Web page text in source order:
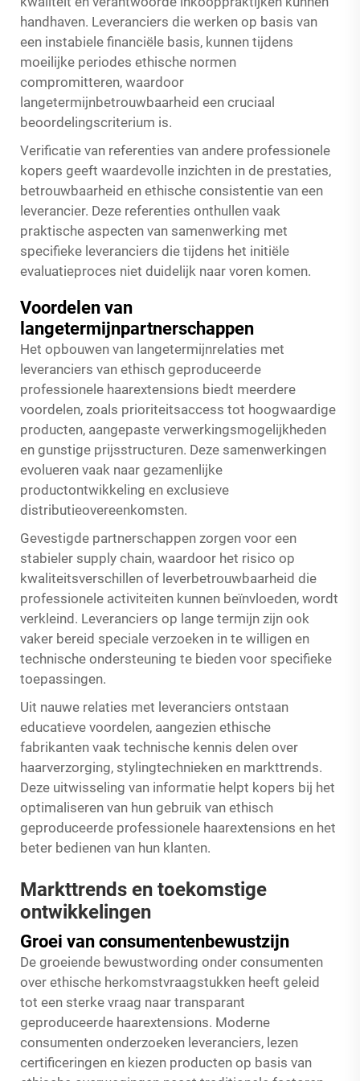
handhaven. Leveranciers die werken op basis van
een instabiele financiële basis, kunnen tijdens
moeilijke periodes ethische normen
compromitteren, waardoor
langetermijnbetrouwbaarheid een cruciaal
beoordelingscriterium is.
Verificatie van referenties van andere professionele
kopers geeft waardevolle inzichten in de prestaties,
betrouwbaarheid en ethische consistentie van een
leverancier. Deze referenties onthullen vaak
praktische aspecten van samenwerking met
specifieke leveranciers die tijdens het initiële
evaluatieproces niet duidelijk naar voren komen.
Voordelen van
langetermijnpartnerschappen
Het opbouwen van langetermijnrelaties met
leveranciers van ethisch geproduceerde
professionele haarextensions biedt meerdere
voordelen, zoals prioriteitsaccess tot hoogwaardige
producten, aangepaste verwerkingsmogelijkheden
en gunstige prijsstructuren. Deze samenwerkingen
evolueren vaak naar gezamenlijke
productontwikkeling en exclusieve
distributieovereenkomsten.
Gevestigde partnerschappen zorgen voor een
stabieler supply chain, waardoor het risico op
kwaliteitsverschillen of leverbetrouwbaarheid die
professionele activiteiten kunnen beïnvloeden, wordt
verkleind. Leveranciers op lange termijn zijn ook
vaker bereid speciale verzoeken in te willigen en
technische ondersteuning te bieden voor specifieke
toepassingen.
Uit nauwe relaties met leveranciers ontstaan
educatieve voordelen, aangezien ethische
fabrikanten vaak technische kennis delen over
haarverzorging, stylingtechnieken en markttrends.
Deze uitwisseling van informatie helpt kopers bij het
optimaliseren van hun gebruik van ethisch
geproduceerde professionele haarextensions en het
beter bedienen van hun klanten.
Markttrends en toekomstige
ontwikkelingen
Groei van consumentenbewustzijn
De groeiende bewustwording onder consumenten
over ethische herkomstvraagstukken heeft geleid
tot een sterke vraag naar transparant
geproduceerde haarextensions. Moderne
consumenten onderzoeken leveranciers, lezen
certificeringen en kiezen producten op basis van